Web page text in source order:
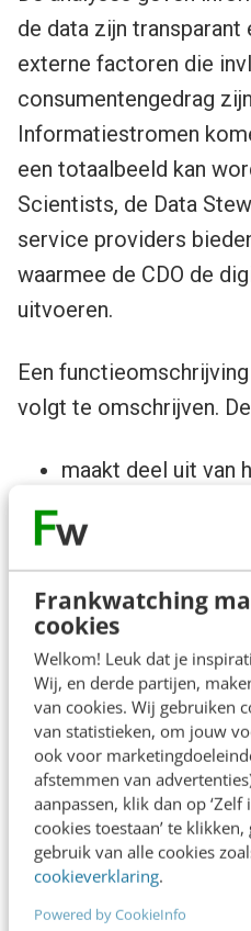
Frankwatching
cookies
Welkom! Leuk dat je
Wij, en derde partijen,
van cookies. Wij gebruiken
van statistieken, om jouw
ook voor
afstemmen van
aanpassen, klik dan op ‘Zelf
cookies toestaan’ te
gebruik van alle cookies
cookieverklaring.
Powered by CookieInfo
de data zijn transparant
externe factoren die
consumentengedrag
Informatiestromen
een totaalbeeld kan
Scientists, de Data
service providers
waarmee de CDO de
uitvoeren.
Een
volgt te omschrijven. De
maakt deel uit van
stelt
voor de collega’s
ontwikkelt en is
visie en strategie
stelt normen,
Enterprise
en coördineert dit
is verantwoordelijk
ontwikkeling van
binnen EIM
beheert Business